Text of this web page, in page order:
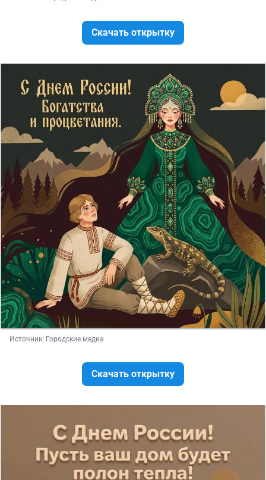
Скачать открытку
Источник: Городские медиа
Скачать открытку